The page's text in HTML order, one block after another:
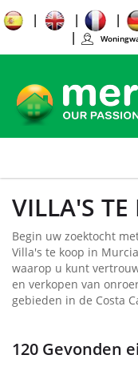
VILLA'S
Begin uw zoektocht
Villa's te koop in
waarop u kunt
en verkopen van
gebieden in de Costa
120 Gevonden